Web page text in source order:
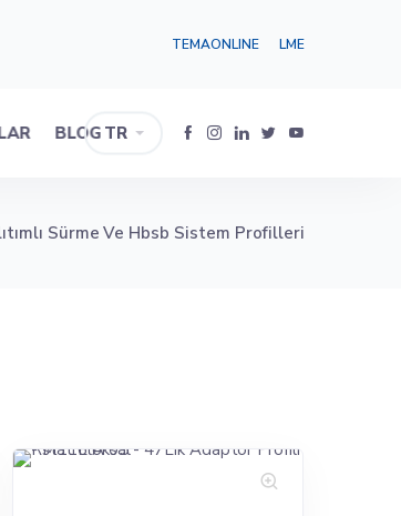
TEMAONLINE LME
BLOG TR
Sürme Ve Hbsb Sistem Profilleri